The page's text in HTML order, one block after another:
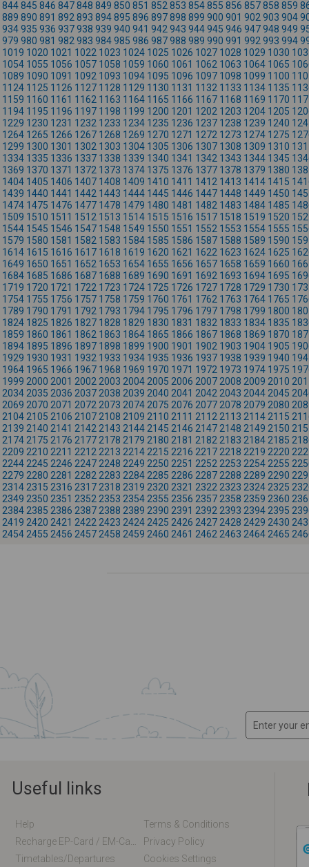
844845 846 847848 849 850 851 852 853 854855 856 857858 859
889 890 891 892 893 894895 896 897898 899 900 901 902 903 904
934935 936 937938 939 940 941 942 943 944945 946 947948 949
979 980 981 982 983 984985 986 987988 989 990 991 992 993 994
1019 1020 1021 1022 1023 1024 1025 1026 1027 1028 1029 1030
1054 1055 1056 1057 1058 1059 1060 1061 1062 1063 1064 1065
1089 1090 1091 1092 1093 1094 1095 1096 1097 1098 1099 1100
1124 1125 1126 1127 1128 1129 1130 1131 1132 1133 1134 1135
1159 1160 1161 1162 1163 1164 1165 1166 1167 1168 1169 1170
1194 1195 1196 1197 1198 1199 1200 1201 1202 1203 1204 1205
1229 1230 1231 1232 1233 1234 1235 1236 1237 1238 1239 1240
1264 1265 1266 1267 1268 1269 1270 1271 1272 1273 1274 1275
1299 1300 1301 1302 1303 1304 1305 1306 1307 1308 1309 1310
1334 1335 1336 1337 1338 1339 1340 1341 1342 1343 1344 1345
1369 1370 1371 1372 1373 1374 1375 1376 1377 1378 1379 1380
1404 1405 1406 1407 1408 1409 1410 1411 1412 1413 1414 1415
1439 1440 1441 1442 1443 1444 1445 1446 1447 1448 1449 1450
1474 1475 1476 1477 1478 1479 1480 1481 1482 1483 1484 1485
1509 1510 1511 1512 1513 1514 1515 1516 1517 1518 1519 1520
1544 1545 1546 1547 1548 1549 1550 1551 1552 1553 1554 1555
1579 1580 1581 1582 1583 1584 1585 1586 1587 1588 1589 1590
1614 1615 1616 1617 1618 1619 1620 1621 1622 1623 1624 1625
1649 1650 1651 1652 1653 1654 1655 1656 1657 1658 1659 1660
1684 1685 1686 1687 1688 1689 1690 1691 1692 1693 1694 1695
1719 1720 1721 1722 1723 1724 1725 1726 1727 1728 1729 1730
1754 1755 1756 1757 1758 1759 1760 1761 1762 1763 1764 1765
1789 1790 1791 1792 1793 1794 1795 1796 1797 1798 1799 1800
1824 1825 1826 1827 1828 1829 1830 1831 1832 1833 1834 1835
1859 1860 1861 1862 1863 1864 1865 1866 1867 1868 1869 1870
1894 1895 1896 1897 1898 1899 1900 1901 1902 1903 1904 1905
1929 1930 1931 1932 1933 1934 1935 1936 1937 1938 1939 1940
1964 1965 1966 1967 1968 1969 1970 1971 1972 1973 1974 1975
1999 2000 2001 2002 2003 2004 2005 2006 2007 2008 2009 2010
2034 2035 2036 2037 2038 2039 2040 2041 2042 2043 2044 2045
2069 2070 2071 2072 2073 2074 2075 2076 2077 2078 2079 2080
2104 2105 2106 2107 2108 2109 2110 2111 2112 2113 2114 2115
2139 2140 2141 2142 2143 2144 2145 2146 2147 2148 2149 2150
2174 2175 2176 2177 2178 2179 2180 2181 2182 2183 2184 2185
2209 2210 2211 2212 2213 2214 2215 2216 2217 2218 2219 2220
2244 2245 2246 2247 2248 2249 2250 2251 2252 2253 2254 2255
2279 2280 2281 2282 2283 2284 2285 2286 2287 2288 2289 2290
2314 2315 2316 2317 2318 2319 2320 2321 2322 2323 2324 2325
2349 2350 2351 2352 2353 2354 2355 2356 2357 2358 2359 2360
2384 2385 2386 2387 2388 2389 2390 2391 2392 2393 2394 2395
2419 2420 2421 2422 2423 2424 2425 2426 2427 2428 2429 2430
2454 2455 2456 2457 2458 2459 2460 2461 2462 2463 2464 2465
Useful links
Help
Terms & Conditions
Privacy Policy
Timetables/departures
Cookies Settings